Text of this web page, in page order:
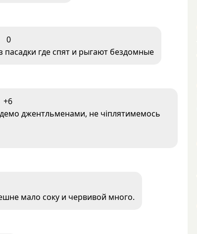
0
где спят и рыгают бездомные
+6
джентльменами, не чіплятимемось
мало соку и червивой много.